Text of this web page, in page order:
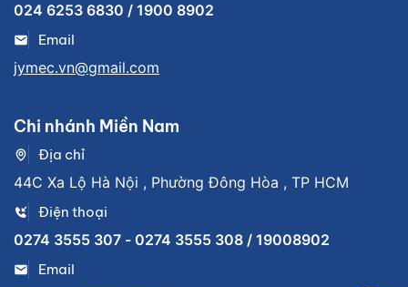
024 6253 6830 / 1900 8902
Email
jymec.vn@gmail.com
Chi nhánh Miền Nam
Địa chỉ
44C Xa Lộ Hà Nội , Phường Đông Hòa , TP HCM
Điện thoại
0274 3555 307 - 0274 3555 308 / 19008902
Email